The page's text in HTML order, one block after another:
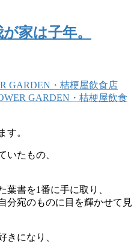
家は子年。
GARDEN・桔梗屋飲食店
GARDEN・桔梗屋飲食
す。
いたもの、
葉書を1番に手に取り、
分宛のものに目を輝かせて見
きになり、